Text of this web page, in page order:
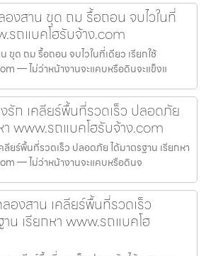
องสาน ขุด ถม รื้อถอน จบไวในที่
รถแบคโฮรับจ้าง.com
ขุด ถม รื้อถอน จบไวในที่เดียว เรียกใช้
— ไม่ว่าหน้างานจะแคบหรือดินจะแข็งแ
รัก เคลียร์พื้นที่รวดเร็ว ปลอดภัย
า www.รถแบคโฮรับจ้าง.com
ยร์พื้นที่รวดเร็ว ปลอดภัย ได้มาตรฐาน เรียกหา
— ไม่ว่าหน้างานจะแคบหรือดินจ
องสาน เคลียร์พื้นที่รวดเร็ว
น เรียกหา www.รถแบคโฮ